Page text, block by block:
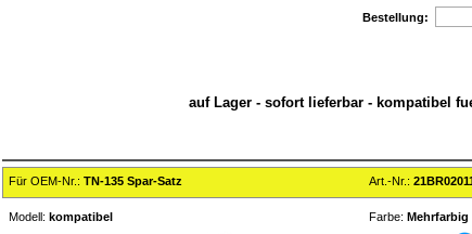
Bestellung:
auf Lager - sofort lieferbar - kompatibel
Für OEM-Nr.: TN-135 Spar-Satz Art.-Nr.:
Modell: kompatibel Farbe: Mehrfarbig